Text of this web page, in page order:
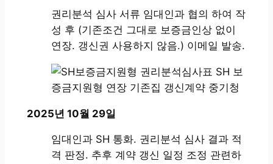
권리분석 심사 서류 임대인과 협의 하여 작
성 후 (기존조건 그대로 보증금인상 없이
연장. 갱신권 사용하지 않음.) 이메일 발송.
2025년 10월 29일
임대인과 SH 통화. 권리분석 심사 결과 적
격 판정. 추후 계약 갱신 일정 조정 관련하